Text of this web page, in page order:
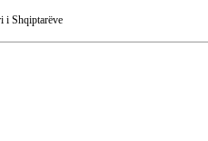
Shqiptarëve